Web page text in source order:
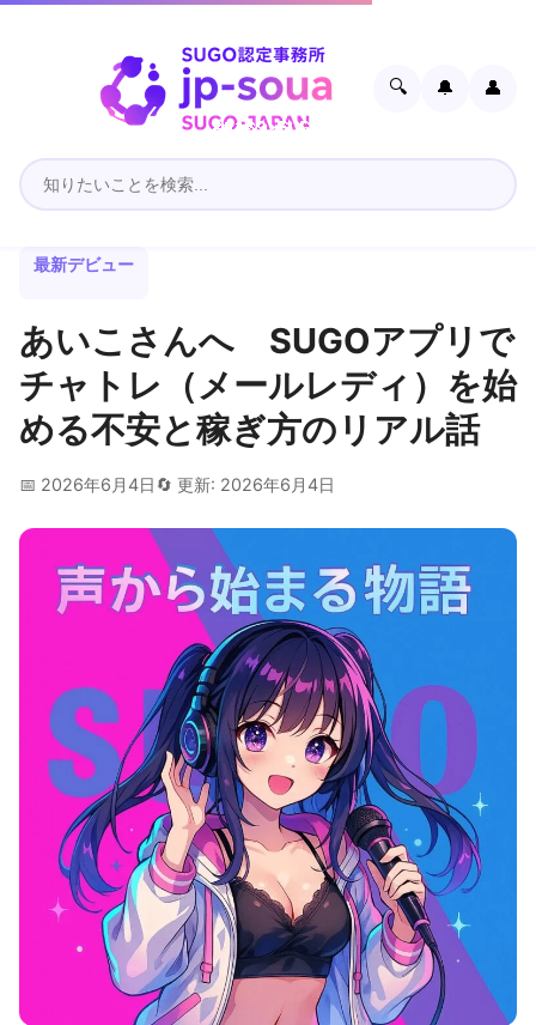
🔍 🔔 👤
最新デビュー
あいこさんへ SUGOアプリで
チャトレ（メールレディ）を始
める不安と稼ぎ方のリアル話
📅 2026年6月4日 🔄 更新: 2026年6月4日